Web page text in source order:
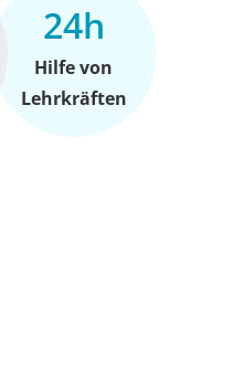
24h
Hilfe von
Lehrkräften